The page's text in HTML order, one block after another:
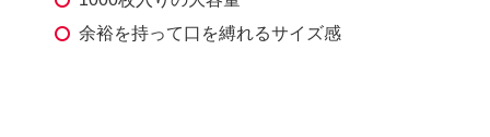
余裕を持って口を縛れるサイズ感